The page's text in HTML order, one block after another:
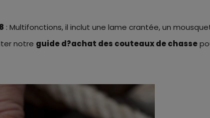
: Multifonctions, il inclut une lame crantée, un
notre guide d?achat des couteaux de chasse